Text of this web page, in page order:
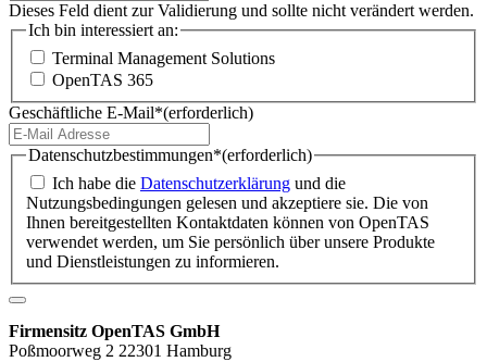
Dieses Feld dient zur Validierung und sollte nicht verändert werden.
Ich bin interessiert an:
Terminal Management Solutions
OpenTAS 365
Geschäftliche E-Mail*(erforderlich)
Datenschutzbestimmungen*(erforderlich)
Ich habe die Datenschutzerklärung und die
Nutzungsbedingungen gelesen und akzeptiere sie. Die von
Ihnen bereitgestellten Kontaktdaten können von OpenTAS
verwendet werden, um Sie persönlich über unsere Produkte
und Dienstleistungen zu informieren.
Firmensitz OpenTAS GmbH
Poßmoorweg 2 22301 Hamburg